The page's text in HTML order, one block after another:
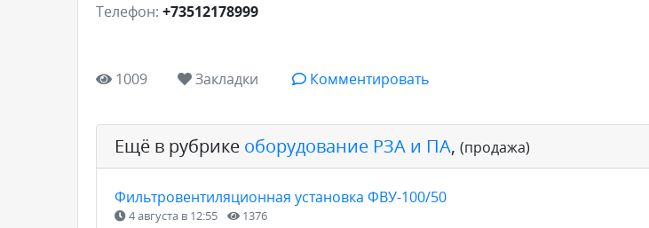
Телефон: +73512178999
1009 Закладки Комментировать
Ещё в рубрике оборудование РЗА и ПА, (продажа)
Фильтровентиляционная установка ФВУ-100/50
4 августа в 12:55 1376